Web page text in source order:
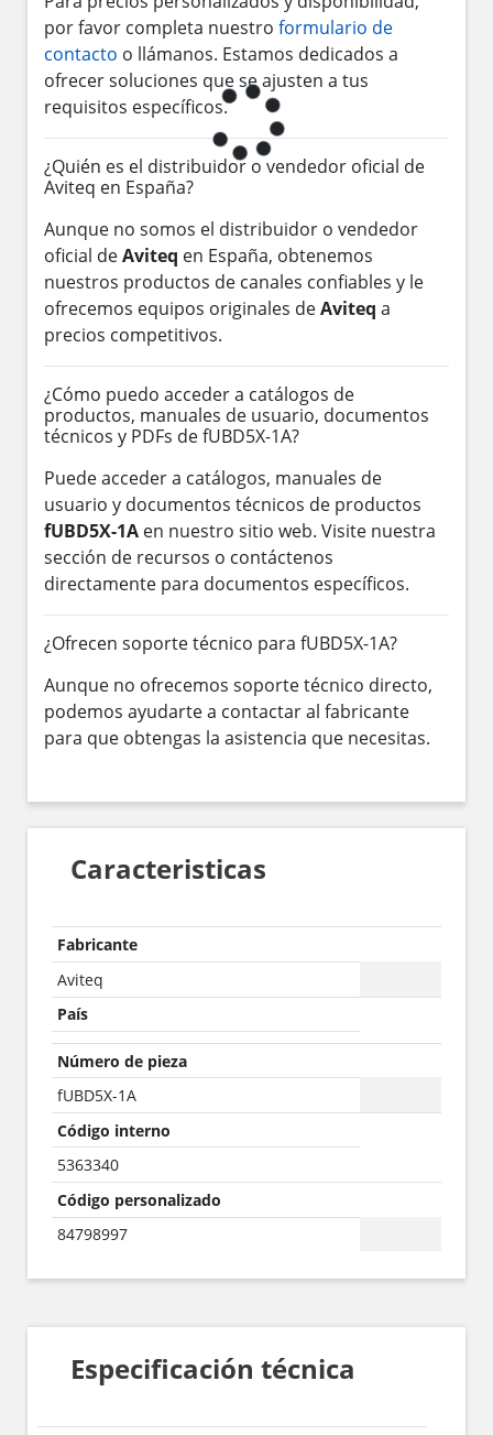
por favor completa nuestro formulario de
contacto o llámanos. Estamos dedicados a
ofrecer soluciones que se ajusten a tus
requisitos específicos.
¿Quién es el distribuidor o vendedor oficial de
Aviteq en España?
Aunque no somos el distribuidor o vendedor
oficial deAviteq en España, obtenemos
nuestros productos de canales confiables y le
ofrecemos equipos originales deAviteq a
precios competitivos.
¿Cómo puedo acceder a catálogos de
productos, manuales de usuario, documentos
técnicos y PDFs de fUBD5X-1A?
Puede acceder a catálogos, manuales de
usuario y documentos técnicos de productos
fUBD5X-1A en nuestro sitio web. Visite nuestra
sección de recursos o contáctenos
directamente para documentos específicos.
¿Ofrecen soporte técnico para fUBD5X-1A?
Aunque no ofrecemos soporte técnico directo,
podemos ayudarte a contactar al fabricante
para que obtengas la asistencia que necesitas.
Caracteristicas
Fabricante
Aviteq
País
Número de pieza
fUBD5X-1A
Código interno
5363340
Código personalizado
84798997
Especificación técnica